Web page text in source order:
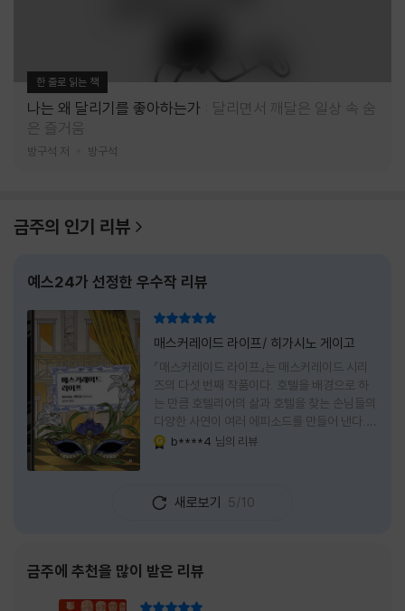
한 줄로 읽는 책
나는 왜 달리기를 좋아하는가
달리면서 깨달은 일상 속 숨
은 즐거움
방구석 저 방구석
금주의 인기 리뷰
예스24가 선정한 우수작 리뷰
매스커레이드 라이프/ 히가시노 게이고
『매스커레이드 라이프』는 매스커레이드 시리
즈의 다섯 번째 작품이다. 호텔을 배경으로 하
는 만큼 호텔리어의 삶과 호텔을 찾는 손님들의
다양한 사연이 여러 에피소드를 만들어 낸다.
주인공은 호텔리어로서의 완벽함을 꿈꾸는 야
는 과정에서 나오미가 다치게 되자, 고스케는
모든 책임을 지고 형사직에서 물러난다. 하지만
을 받게 된다. 그렇게 끝난 4권 이후, 나는 5권
이 출간되기만을 기다렸다. 형사가 아닌 호텔리
어가 된 닛타 고스케의 모습이 무척 궁금했기
b****4 님의 리뷰
새로보기 5/10
금주에 추천을 많이 받은 리뷰